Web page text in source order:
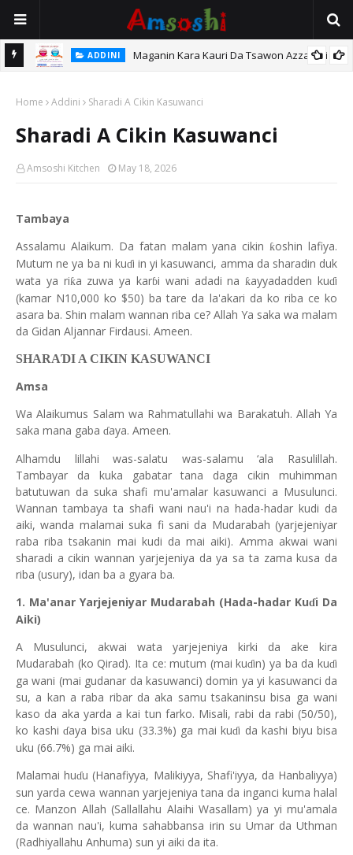
ADDINI Maganin Kara Kauri Da Tsawon Azzakari
Home Addini Sharadi A Cikin Kasuwanci
Sharadi A Cikin Kasuwanci
Amsoshi Kitchen May 18, 2026
Tambaya
Assalamu Alaikum. Da fatan malam yana cikinƙoshin lafiya.
Mutum ne ya ba ni kuɗi in yi kasuwanci, amma da sharadin duk
wata ya riƙa zuwa ya karɓi wani adadi naƙayyadadden kuɗi
(kamar N10,000 ko $50) ba tare da la'akari da ko riba ce ko
asara ba. Shin malam wannan riba ce? Allah Ya saka wa malam
da Gidan Aljannar Firdausi. Ameen.
SHARAƊI A CIKIN KASUWANCI
Amsa
Wa Alaikumus Salam wa Rahmatullahi wa Barakatuh. Allah Ya
saka mana gaba ɗaya. Ameen.
Alhamdu lillahi was-salatu was-salamu ‘ala Rasulillah.
Tambayar da kuka gabatar tana daga cikin muhimman
batutuwan da suka shafi mu'amalar kasuwanci a Musulunci.
Wannan tambaya ta shafi wani nau'i na hada-hadar kudi da
aiki, wanda malamai suka fi sani da Mudarabah (yarjejeniyar
raba riba tsakanin mai kudi da mai aiki). Amma akwai wani
sharadi a cikin wannan yarjejeniya da ya sa ta zama kusa da
riba (usury), idan ba a gyara ba.
1. Ma'anar Yarjejeniyar Mudarabah (Hada-hadar Kuɗi Da
Aiki)
A Musulunci, akwai wata yarjejeniya kirki da ake kira
Mudarabah (ko Qirad). Ita ce: mutum (mai kuɗin) ya ba da kuɗi
ga wani (mai gudanar da kasuwanci) domin ya yi kasuwanci da
su, a kan a raba ribar da aka samu tsakaninsu bisa ga wani
kaso da aka yarda a kai tun farko. Misali, rabi da rabi (50/50),
ko kashi ɗaya bisa uku (33.3%) ga mai kuɗi da kashi biyu bisa
uku (66.7%) ga mai aiki.
Malamai huɗu (Hanafiyya, Malikiyya, Shafi'iyya, da Hanbaliyya)
sun yarda cewa wannan yarjejeniya tana da inganci kuma halal
ce. Manzon Allah (Sallallahu Alaihi Wasallam) ya yi mu'amala
da wannan nau'i, kuma sahabbansa irin su Umar da Uthman
(Radhiyallahu Anhuma) sun yi aiki da ita.